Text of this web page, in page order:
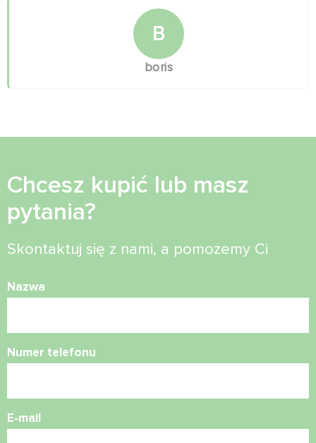
B
boris
Chcesz kupić lub masz
pytania?
Skontaktuj się z nami, a pomożemy Ci
Nazwa
Numer telefonu
E-mail